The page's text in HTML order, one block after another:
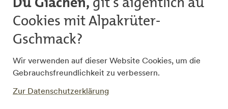
INVESTIEREN
Technologien
Geballtes Tech-
Cookies mit Alpakrüter-
Gschmack?
Wir verwenden auf dieser Website Cookies, um die
Gebrauchsfreundlichkeit zu verbessern.
Zur Datenschutzerklärung